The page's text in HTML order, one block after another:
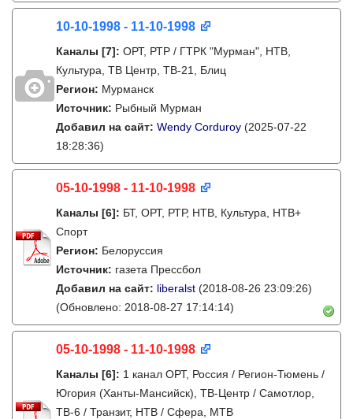
10-10-1998 - 11-10-1998
Каналы [7]: ОРТ, РТР / ГТРК "Мурман", НТВ,
Культура, ТВ Центр, ТВ-21, Блиц
Регион: Мурманск
Источник: Рыбный Мурман
Добавил на сайт: Wendy Corduroy (2025-07-22
18:28:36)
05-10-1998 - 11-10-1998
Каналы [6]: БТ, ОРТ, РТР, НТВ, Культура, НТВ+
Спорт
Регион: Белоруссия
Источник: газета Прессбол
Добавил на сайт: liberalst (2018-08-26 23:09:26)
(Обновлено: 2018-08-27 17:14:14)
05-10-1998 - 11-10-1998
Каналы [6]: 1 канал ОРТ, Россия / Регион-Тюмень /
Югория (Ханты-Мансийск), ТВ-Центр / Самотлор,
ТВ-6 / Транзит, НТВ / Сфера, МТВ